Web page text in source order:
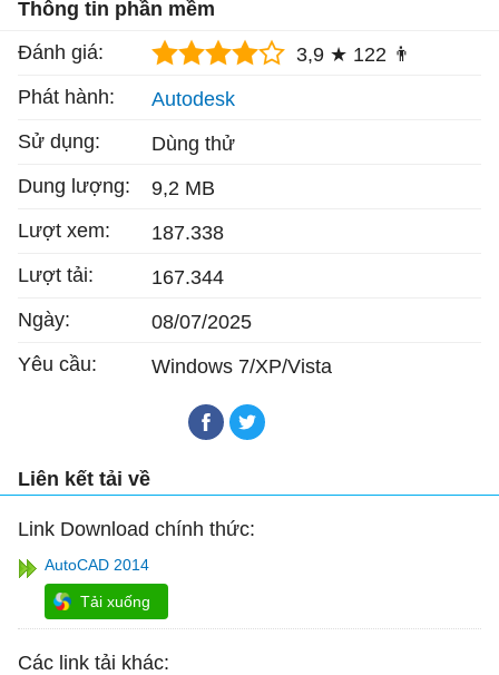
Thông tin phần mềm
Đánh giá:
3,9 ★ 122 👨
Phát hành:
Autodesk
Sử dụng:
Dùng thử
Dung lượng:
9,2 MB
Lượt xem:
187.338
Lượt tải:
167.344
Ngày:
08/07/2025
Yêu cầu:
Windows 7/XP/Vista
Liên kết tải về
Link Download chính thức:
AutoCAD 2014
Tải xuống
Các link tải khác: